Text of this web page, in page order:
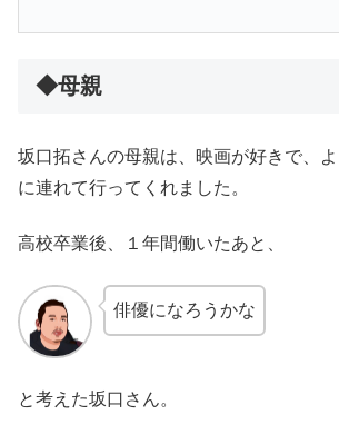
◆母親
坂口拓さんの母親は、映画が好きで、
に連れて行ってくれました。
高校卒業後、１年間働いたあと、
俳優になろうかな
と考えた坂口さん。